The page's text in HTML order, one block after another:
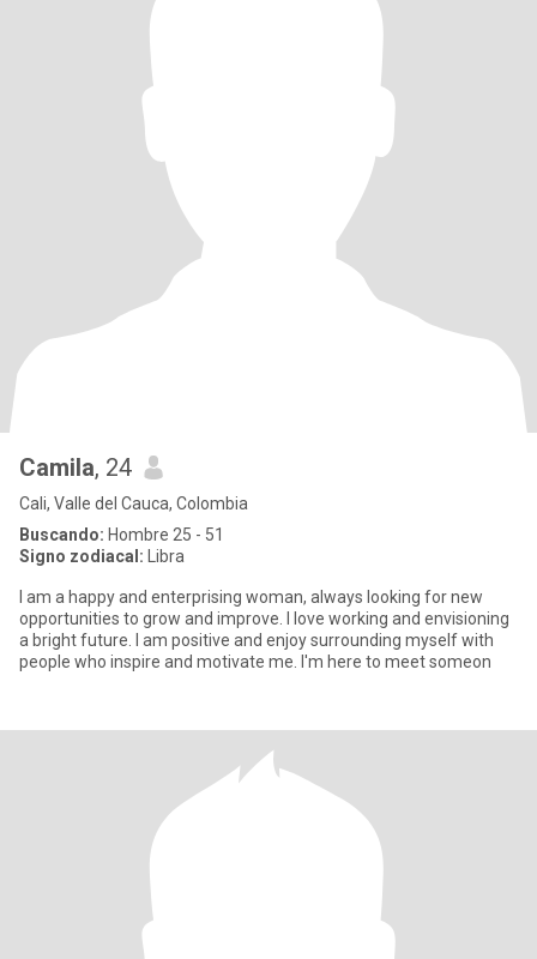
Camila, 24
Cali, Valle del Cauca, Colombia
Buscando: Hombre 25 - 51
Signo zodiacal: Libra
I am a happy and enterprising woman, always looking for new
opportunities to grow and improve. I love working and envisioning
a bright future. I am positive and enjoy surrounding myself with
people who inspire and motivate me. I'm here to meet someon